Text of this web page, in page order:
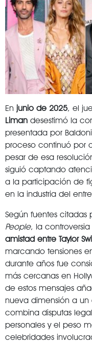
En junio de 2025, el
Liman desestimó la
presentada por
proceso continuó por
pesar de esa
siguió captando
a la participación de
en la industria del
Según fuentes citadas
People, la controversia
amistad entre Taylor
marcando tensiones
durante años fue
más cercanas en
de estos mensajes
nueva dimensión a
combina disputas
personales y el peso
celebridades